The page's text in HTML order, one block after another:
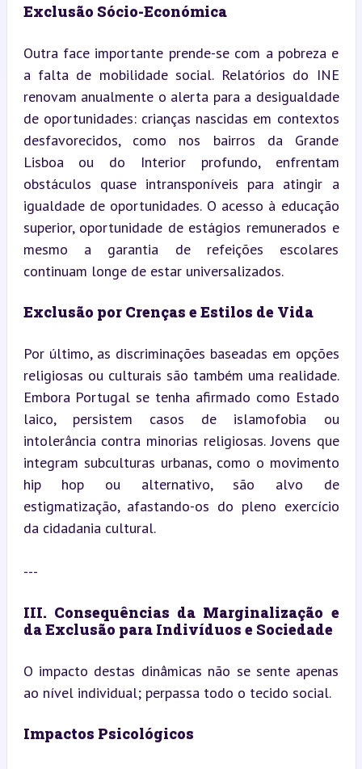
Exclusão Sócio-Económica
Outra face importante prende-se com a pobreza e
a falta de mobilidade social. Relatórios do INE
renovam anualmente o alerta para a desigualdade
de oportunidades: crianças nascidas em contextos
desfavorecidos, como nos bairros da Grande
Lisboa ou do Interior profundo, enfrentam
obstáculos quase intransponíveis para atingir a
igualdade de oportunidades. O acesso à educação
superior, oportunidade de estágios remunerados e
mesmo a garantia de refeições escolares
continuam longe de estar universalizados.
Exclusão por Crenças e Estilos de Vida
Por último, as discriminações baseadas em opções
religiosas ou culturais são também uma realidade.
Embora Portugal se tenha afirmado como Estado
laico, persistem casos de islamofobia ou
intolerância contra minorias religiosas. Jovens que
integram subculturas urbanas, como o movimento
hip hop ou alternativo, são alvo de
estigmatização, afastando-os do pleno exercício
da cidadania cultural.
---
III. Consequências da Marginalização e
da Exclusão para Indivíduos e Sociedade
O impacto destas dinâmicas não se sente apenas
ao nível individual; perpassa todo o tecido social.
Impactos Psicológicos